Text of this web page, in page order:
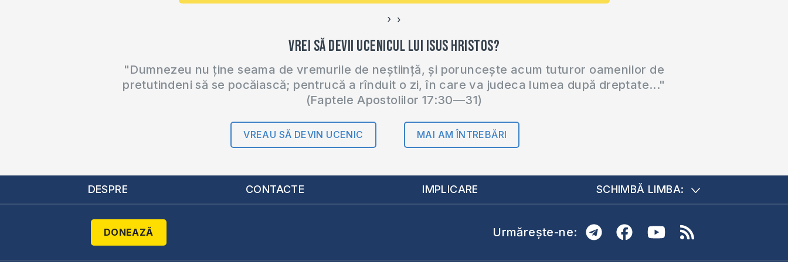
‹ ›
Vrei să devii ucenicul lui Isus Hristos?
"Dumnezeu nu ține seama de vremurile de neștiință, și poruncește acum tuturor oamenilor de
pretutindeni să se pocăiască; pentrucă a rînduit o zi, în care va judeca lumea după dreptate..."
(Faptele Apostolilor 17:30—31)
VREAU SĂ DEVIN UCENIC MAI AM ÎNTREBĂRI
DESPRE CONTACTE IMPLICARE SCHIMBĂ LIMBA:
DONEAZĂ Urmărește-ne: